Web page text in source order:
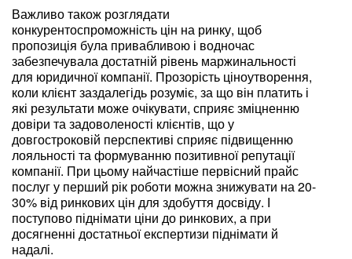
Важливо також розглядати
конкурентоспроможність цін на ринку, щоб
пропозиція була привабливою і водночас
забезпечувала достатній рівень маржинальності
для юридичної компанії. Прозорість ціноутворення,
коли клієнт заздалегідь розуміє, за що він платить і
які результати може очікувати, сприяє зміцненню
довіри та задоволеності клієнтів, що у
довгостроковій перспективі сприяє підвищенню
лояльності та формуванню позитивної репутації
компанії. При цьому найчастіше первісний прайс
послуг у перший рік роботи можна знижувати на 20-
30% від ринкових цін для здобуття досвіду. І
поступово піднімати ціни до ринкових, а при
досягненні достатньої експертизи піднімати й
надалі.